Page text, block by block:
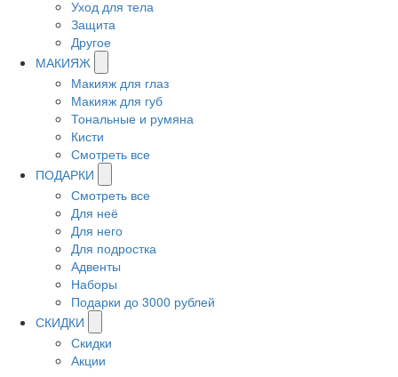
Уход для тела
Защита
Другое
МАКИЯЖ
Макияж для глаз
Макияж для губ
Тональные и румяна
Кисти
Смотреть все
ПОДАРКИ
Смотреть все
Для неё
Для него
Для подростка
Адвенты
Наборы
Подарки до 3000 рублей
СКИДКИ
Скидки
Акции